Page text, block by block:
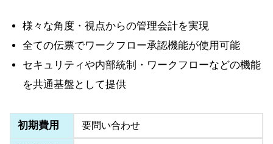
様々な角度・視点からの管理会計を実現
全ての伝票でワークフロー承認機能が使用可能
セキュリティや内部統制・ワークフローなどの機能
を共通基盤として提供
初期費用 要問い合わせ